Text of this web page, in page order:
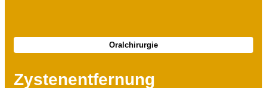
Oralchirurgie
Zystenentfernung